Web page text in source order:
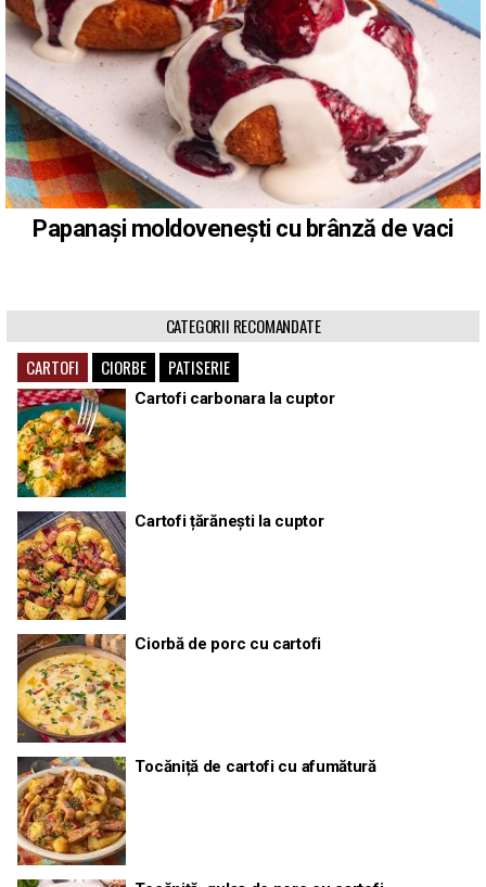
Papanași moldovenești cu brânză de vaci
CATEGORII RECOMANDATE
CARTOFI
CIORBE PATISERIE
Cartofi carbonara la cuptor
Cartofi țărănești la cuptor
Ciorbă de porc cu cartofi
Tocăniță de cartofi cu afumătură